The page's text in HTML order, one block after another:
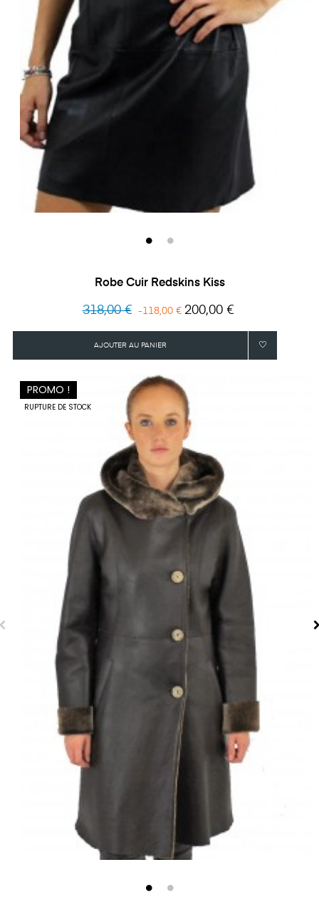
Robe Cuir Redskins Kiss
Prix
318,00 € -118,00 € Prix
200,00 €
AJOUTER AU PANIER
PROMO !
RUPTURE DE STOCK